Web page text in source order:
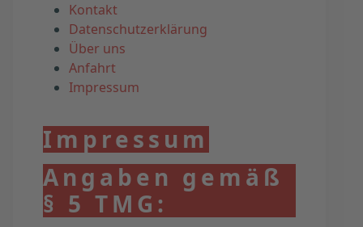
Kontakt
Datenschutzerklärung
Über uns
Anfahrt
Impressum
Impressum
Angaben gemäß
§ 5 TMG: